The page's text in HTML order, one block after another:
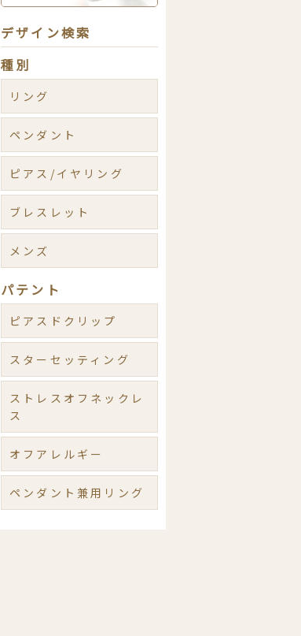
デザイン検索
種別
リング
ペンダント
ピアス/イヤリング
ブレスレット
メンズ
パテント
ピアスドクリップ
スターセッティング
ストレスオフネックレ
ス
オフアレルギー
ペンダント兼用リング